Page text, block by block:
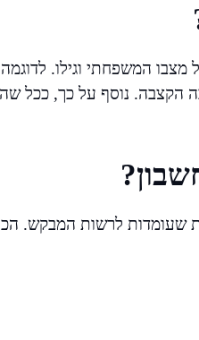
המשפחתי וגילו.
הקצבה. נוסף על כך, ככל
שעומדות לרשות המבקש.